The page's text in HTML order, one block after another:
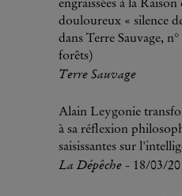
engraissées à la
douloureux « silence
dans Terre Sauvage,
forêts)
Terre Sauvage
Alain Leygonie
à sa réflexion
saisissantes sur
La Dépêche - 18/03/